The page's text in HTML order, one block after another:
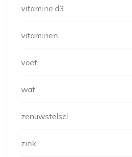
vitamine d3
vitaminen
voet
wat
zenuwstelsel
zink